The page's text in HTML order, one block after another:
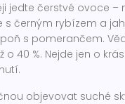
jedte čerstvé ovoce
černým rybízem a
s pomerančem.
o 40 %. Nejde jen o
objevovat suché